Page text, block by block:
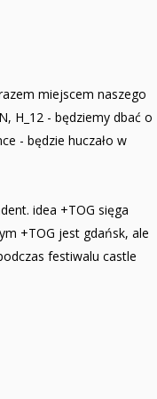
miejscem naszego
H_12 - będziemy dbać o
- będzie huczało w
idea +TOG sięga
+TOG jest gdańsk, ale
festiwalu castle